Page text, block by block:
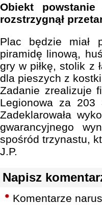
Obiekt
rozstrzygnął
Plac będzie miał
piramidę linową,
gry w piłkę, stolik z
dla pieszych z
Zadanie zrealizuje
Legionowa za 203
Zadeklarowała
gwarancyjnego
spośród trzynastu,
J.P.
Napisz
Komentarze